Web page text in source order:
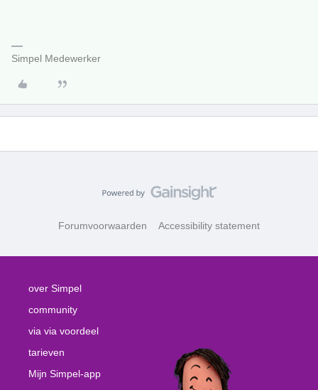
Simpel Medewerker
Forumvoorwaarden Accessibility statement
over Simpel
community
via via voordeel
tarieven
Mijn Simpel-app